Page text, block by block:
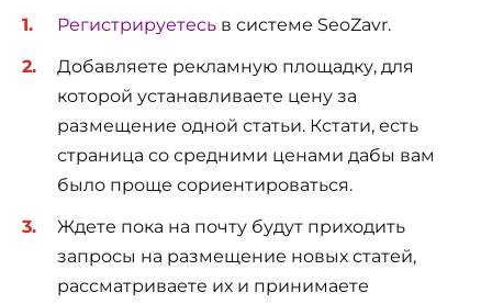
Регистрируетесь в системе SeoZavr.
Добавляете рекламную площадку, для
которой устанавливаете цену за
размещение одной статьи. Кстати, есть
страница со средними ценами дабы вам
было проще сориентироваться.
Ждете пока на почту будут приходить
запросы на размещение новых статей,
рассматриваете их и принимаете